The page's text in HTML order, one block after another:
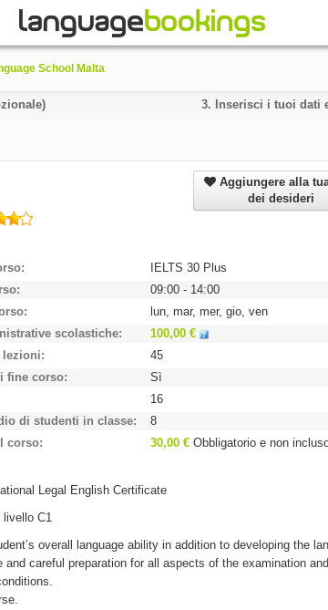
School Malta
3. Inserisci i tuoi dati
Aggiungere alla
dei desideri
IELTS 30 Plus
09:00 - 14:00
lun, mar, mer, gio, ven
scolastiche
100,00 €
lezioni
45
fine corso
Sì
16
di studenti in classe
8
corso
30,00 € Obbligatorio e non
Legal English Certificate
livello C1
overall language ability in addition to developing the
careful preparation for all aspects of the examination and